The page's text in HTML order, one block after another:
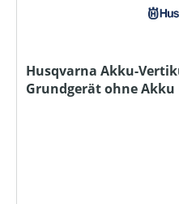
Husqvarna Akku-
Grundgerät ohne